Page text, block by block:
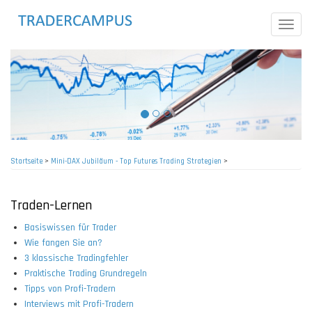
Toggle
Startseite> Mini-DAX Jubiläum - Top Futures Trading Strategien >
Traden-Lernen
Basiswissen für Trader
Wie fangen Sie an?
3 klassische Tradingfehler
Praktische Trading Grundregeln
Tipps von Profi-Tradern
Interviews mit Profi-Tradern